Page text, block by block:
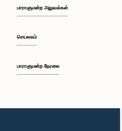
பாராளுமன்ற அலுவல்கள்
செயலகம்
பாராளுமன்ற நேரலை